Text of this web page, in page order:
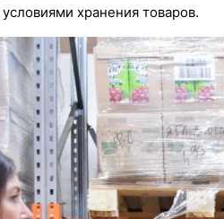
хранения товаров.